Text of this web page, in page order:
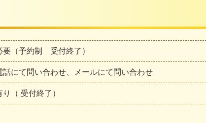
要（予約制 受付終了）
話にて問い合わせ、メールにて問い合わせ
り（ 受付終了）